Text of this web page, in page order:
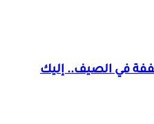
في الصيف.. إليك